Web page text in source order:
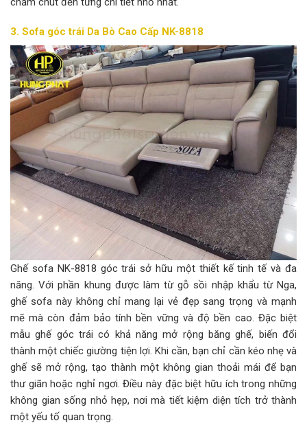
3. Sofa góc trái Da Bò Cao Cấp NK-8818
Ghế sofa NK-8818 góc trái sở hữu một thiết kế tinh tế và đa
năng. Với phần khung được làm từ gỗ sồi nhập khẩu từ Nga,
ghế sofa này không chỉ mang lại vẻ đẹp sang trọng và mạnh
mẽ mà còn đảm bảo tính bền vững và độ bền cao. Đặc biệt
mẫu ghế góc trái có khả năng mở rộng băng ghế, biến đổi
thành một chiếc giường tiện lợi. Khi cần, bạn chỉ cần kéo nhẹ và
ghế sẽ mở rộng, tạo thành một không gian thoải mái để bạn
thư giãn hoặc nghỉ ngơi. Điều này đặc biệt hữu ích trong những
không gian sống nhỏ hẹp, nơi mà tiết kiệm diện tích trở thành
một yếu tố quan trọng.